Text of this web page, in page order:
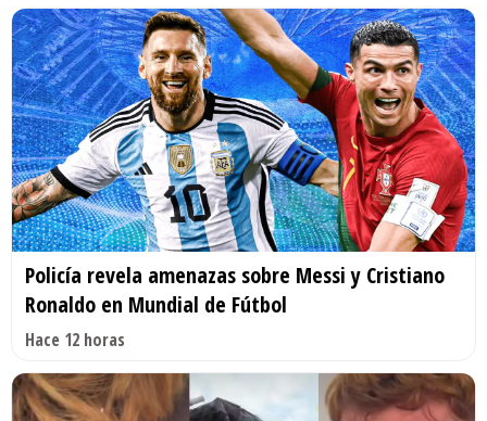
Policía revela amenazas sobre Messi y Cristiano
Ronaldo en Mundial de Fútbol
Hace 12 horas